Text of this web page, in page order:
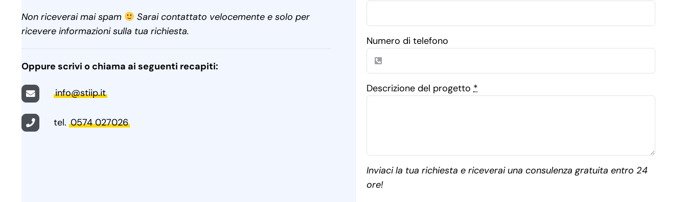
Non riceverai mai spam
Sarai contattato velocemente e solo per
ricevere informazioni sulla tua richiesta.
Oppure scrivi o chiama ai seguenti recapiti:
info@stiip.it
tel. 0574 027026
Numero di telefono
Descrizione del progetto *
Inviaci la tua richiesta e riceverai una consulenza gratuita entro 24
ore!